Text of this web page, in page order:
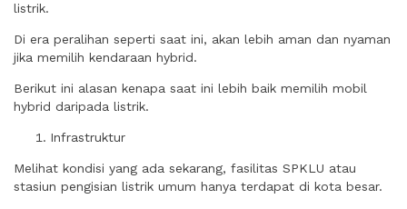
listrik.
Di era peralihan seperti saat ini, akan lebih aman dan nyaman
jika memilih kendaraan hybrid.
Berikut ini alasan kenapa saat ini lebih baik memilih mobil
hybrid daripada listrik.
Infrastruktur
Melihat kondisi yang ada sekarang, fasilitas SPKLU atau
stasiun pengisian listrik umum hanya terdapat di kota besar.